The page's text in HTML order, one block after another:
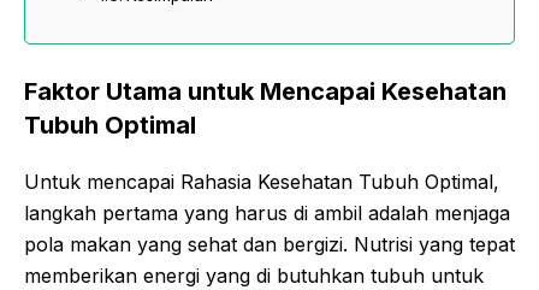
Faktor Utama untuk Mencapai Kesehatan
Tubuh Optimal
Untuk mencapai Rahasia Kesehatan Tubuh Optimal,
langkah pertama yang harus di ambil adalah menjaga
pola makan yang sehat dan bergizi. Nutrisi yang tepat
memberikan energi yang di butuhkan tubuh untuk